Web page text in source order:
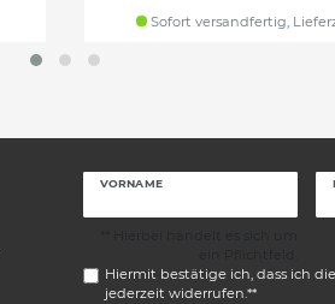
Sofort versandfertig,
VORNAME
Hiermit bestätige ich, dass ich die
jederzeit widerrufen.**